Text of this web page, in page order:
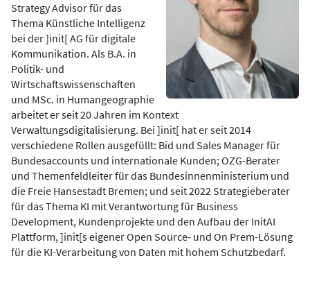
Strategy Advisor für das
Thema Künstliche Intelligenz
bei der ]init[ AG für digitale
Kommunikation. Als B.A. in
Politik- und
Wirtschaftswissenschaften
und MSc. in Humangeographie
arbeitet er seit 20 Jahren im Kontext
Verwaltungsdigitalisierung. Bei ]init[ hat er seit 2014
verschiedene Rollen ausgefüllt: Bid und Sales Manager für
Bundesaccounts und internationale Kunden; OZG-Berater
und Themenfeldleiter für das Bundesinnenministerium und
die Freie Hansestadt Bremen; und seit 2022 Strategieberater
für das Thema KI mit Verantwortung für Business
Development, Kundenprojekte und den Aufbau der InitAI
Plattform, ]init[s eigener Open Source- und On Prem-Lösung
für die KI-Verarbeitung von Daten mit hohem Schutzbedarf.